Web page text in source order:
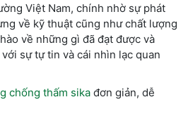
Việt Nam, chính nhờ sự phát
về kỹ thuật cũng như chất lượng
về những gì đã đạt được và
sự tự tin và cái nhìn lạc quan
chống thấm sika đơn giản, dễ